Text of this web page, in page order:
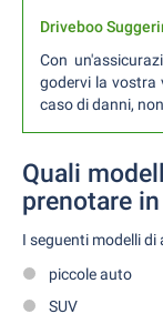
Driveboo
Con
godervi la vostra
caso di danni,
Quali
prenotare
I seguenti modelli
piccole auto
SUV